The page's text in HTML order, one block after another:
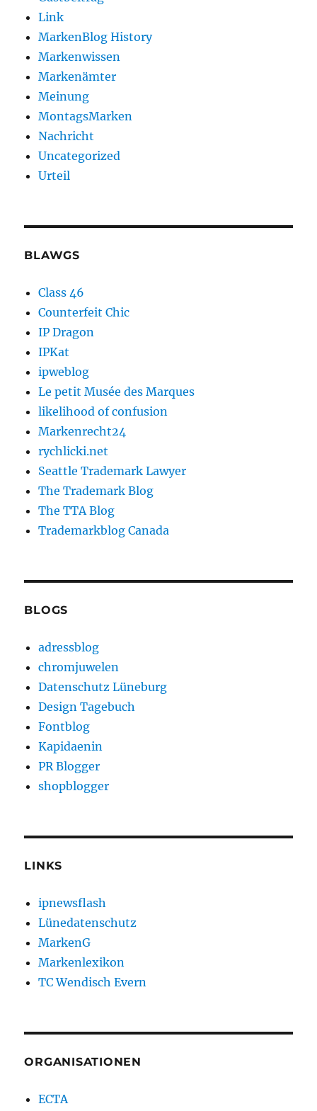
Link
MarkenBlog History
Markenwissen
Markenämter
Meinung
MontagsMarken
Nachricht
Uncategorized
Urteil
BLAWGS
Class 46
Counterfeit Chic
IP Dragon
IPKat
ipweblog
Le petit Musée des Marques
likelihood of confusion
Markenrecht24
rychlicki.net
Seattle Trademark Lawyer
The Trademark Blog
The TTA Blog
Trademarkblog Canada
BLOGS
adressblog
chromjuwelen
Datenschutz Lüneburg
Design Tagebuch
Fontblog
Kapidaenin
PR Blogger
shopblogger
LINKS
ipnewsflash
Lünedatenschutz
MarkenG
Markenlexikon
TC Wendisch Evern
ORGANISATIONEN
ECTA